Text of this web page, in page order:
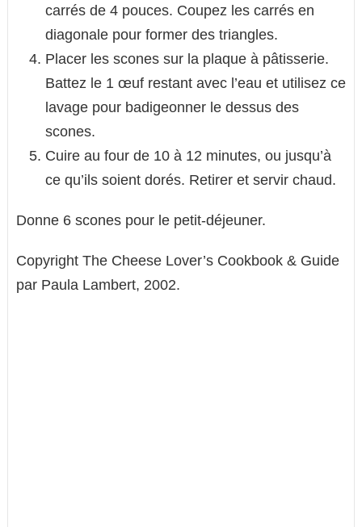
carrés de 4 pouces. Coupez les carrés en
diagonale pour former des triangles.
Placer les scones sur la plaque à pâtisserie.
Battez le 1 œuf restant avec l’eau et utilisez ce
lavage pour badigeonner le dessus des
scones.
Cuire au four de 10 à 12 minutes, ou jusqu’à
ce qu’ils soient dorés. Retirer et servir chaud.
Donne 6 scones pour le petit-déjeuner.
Copyright The Cheese Lover’s Cookbook & Guide
par Paula Lambert, 2002.